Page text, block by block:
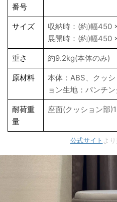
番号
サイズ
収納時：(約)幅450
展開時：(約)幅450
重さ 約9.2kg(本体のみ)
原材料
本体：ABS、クッ
ョン生地：パンチ
耐荷重
量
座面(クッション部
公式サイト よ